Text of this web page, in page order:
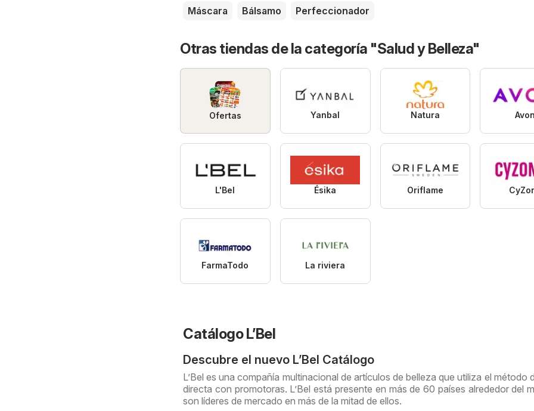
Máscara
Bálsamo Perfeccionador
Otras tiendas de la categoría "Salud y Belleza"
Ofertas Yanbal Natura
L'Bel Ésika Oriflame
FarmaTodo La riviera
Catálogo L’Bel
Descubre el nuevo L’Bel Catálogo
L’Bel es una compañía multinacional de artículos de belleza que utiliza el método
directa con promotoras. L’Bel está presente en más de 60 países alrededor del
son líderes de mercado en más de la mitad de ellos.